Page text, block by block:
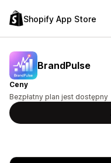
Shopify App Store
BrandPulse
Ceny
Bezpłatny plan jest dostępny